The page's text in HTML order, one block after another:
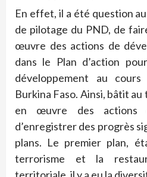
En effet, il a été question
de pilotage du PND, de
œuvre des actions de
dans le Plan d’action
développement au
Burkina Faso. Ainsi, bâtit au
en œuvre des actions
d’enregistrer des progrès
plans. Le premier plan,
terrorisme et la